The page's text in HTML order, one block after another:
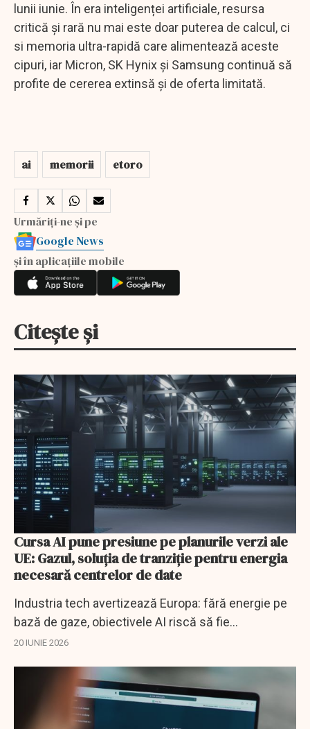
lunii iunie. În era inteligenței artificiale, resursa
critică și rară nu mai este doar puterea de calcul, ci
si memoria ultra-rapidă care alimentează aceste
cipuri, iar Micron, SK Hynix și Samsung continuă să
profite de cererea extinsă și de oferta limitată.
ai memorii etoro
Urmăriți-ne și pe
Google News
și în aplicațiile mobile
Citește și
Cursa AI pune presiune pe planurile verzi ale
UE: Gazul, soluția de tranziție pentru energia
necesară centrelor de date
Industria tech avertizează Europa: fără energie pe
bază de gaze, obiectivele AI riscă să fie
compromise.
20 IUNIE 2026